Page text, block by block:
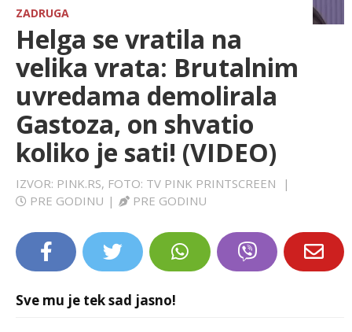
HRONIKA
FARMERI
SPORT
LIFESTYLE
EXTRA
ZADRUGA
Helga se vratila na
velika vrata: Brutalnim
uvredama demolirala
Gastoza, on shvatio
koliko je sati! (VIDEO)
IZVOR: PINK.RS, FOTO: TV PINK PRINTSCREEN
|
PRE GODINU | PRE GODINU
Sve mu je tek sad jasno!